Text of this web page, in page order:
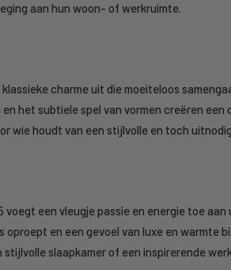
aan hun woon- of werkruimte.
charme uit die moeiteloos
het subtiele spel van vormen creëren een
wie houdt van een stijlvolle en toch
voegt een vleugje passie en energie toe aan
oproept en een gevoel van luxe en warmte
slaapkamer of een inspirerende